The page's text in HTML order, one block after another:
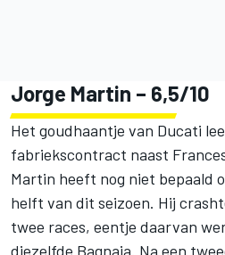
Jorge Martin – 6,5/10
Het goudhaantje van Ducati
fabriekscontract naast
Martin heeft nog niet bepaald
helft van dit seizoen. Hij
twee races, eentje daarvan
diezelfde Bagnaia. Na een